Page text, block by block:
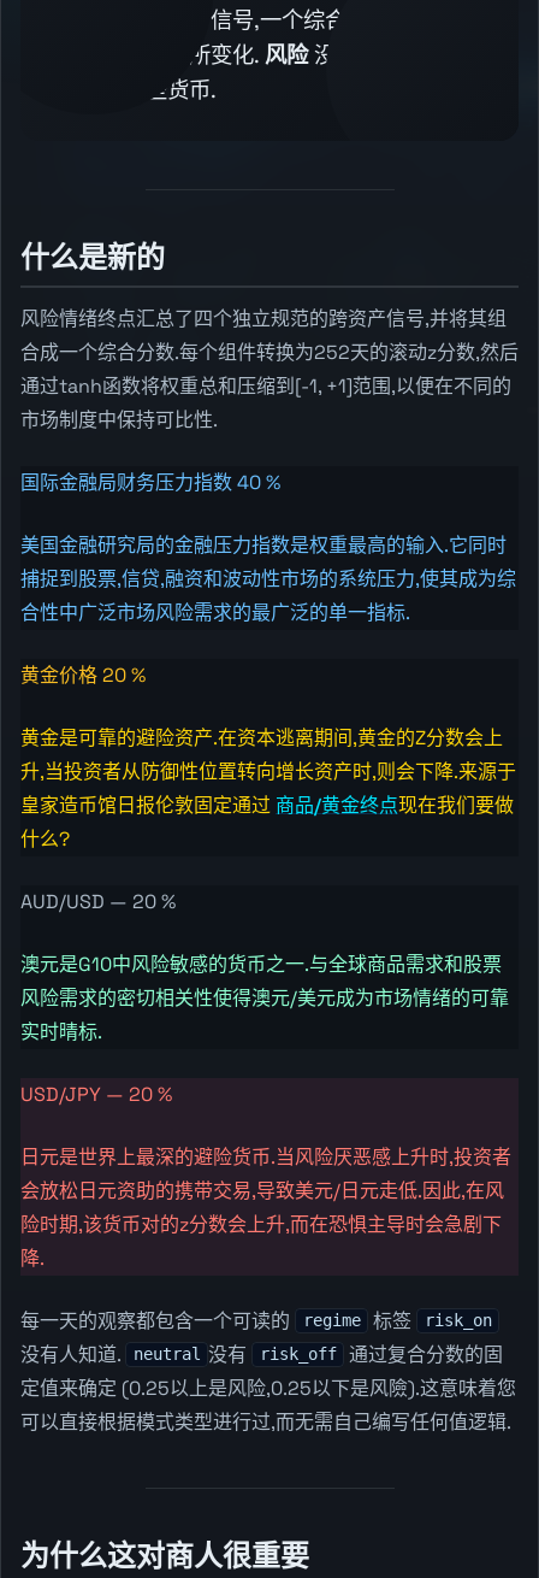
通过四个跨资产信号,一个综合分数,即时知
道市场是否有所变化. 风险没有
何选择哪些货币.
什么是新的
风险情绪终点汇总了四个独立规范的跨资产信号,并将其组
合成一个综合分数.每个组件转换为252天的滚动z分数,然后
通过tanh函数将权重总和压缩到[-1, +1]范围,以便在不同的
市场制度中保持可比性.
国际金融局财务压力指数 40 %
美国金融研究局的金融压力指数是权重最高的输入.它同时
捕捉到股票,信贷,融资和波动性市场的系统压力,使其成为综
合性中广泛市场风险需求的最广泛的单一指标.
黄金价格 20 %
黄金是可靠的避险资产.在资本逃离期间,黄金的Z分数会上
升,当投资者从防御性位置转向增长资产时,则会下降.来源于
皇家造币馆日报伦敦固定通过 商品/黄金终点现在我们要做
什么?
AUD/USD — 20 %
澳元是G10中风险敏感的货币之一.与全球商品需求和股票
风险需求的密切相关性使得澳元/美元成为市场情绪的可靠
实时晴标.
USD/JPY — 20 %
日元是世界上最深的避险货币.当风险厌恶感上升时,投资者
会放松日元资助的携带交易,导致美元/日元走低.因此,在风
险时期,该货币对的z分数会上升,而在恐惧主导时会急剧下
降.
每一天的观察都包含一个可读的 regime 标签 risk_on
没有人知道. neutral 没有 risk_off
通过复合分数的固
定值来确定 (0.25以上是风险,0.25以下是风險).这意味着您
可以直接根据模式类型进行过,而无需自己编写任何值逻辑.
为什么这对商人很重要